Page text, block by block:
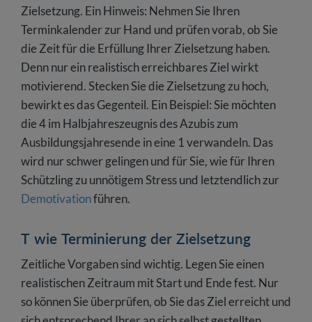
Zielsetzung. Ein Hinweis: Nehmen Sie Ihren
Terminkalender zur Hand und prüfen vorab, ob Sie
die Zeit für die Erfüllung Ihrer Zielsetzung haben.
Denn nur ein realistisch erreichbares Ziel wirkt
motivierend. Stecken Sie die Zielsetzung zu hoch,
bewirkt es das Gegenteil. Ein Beispiel: Sie möchten
die 4 im Halbjahreszeugnis des Azubis zum
Ausbildungsjahresende in eine 1 verwandeln. Das
wird nur schwer gelingen und für Sie, wie für Ihren
Schützling zu unnötigem Stress und letztendlich zur
Demotivationführen.
T wie Terminierung der Zielsetzung
Zeitliche Vorgaben sind wichtig. Legen Sie einen
realistischen Zeitraum mit Start und Ende fest. Nur
so können Sie überprüfen, ob Sie das Ziel erreicht und